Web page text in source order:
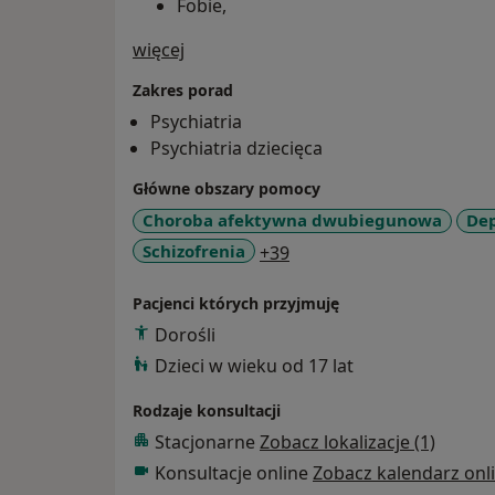
Fobie,
Napady paniki,
Zaburzenia obsesyjno-kompulsywne,
Zaburzenia związane ze stresem, stres,
PTSD – zespół stresu pourazowego,
Zaburzenia psychosomatyczne,
Zaburzenia osobowości,
Zaburzenia snu,
Zaburzenia psychiczne i zaburzenia
Tokofobia,
Zaburzenia kontroli impulsów,
więcej
Zakres porad
Psychiatria
Psychiatria dziecięca
Główne obszary pomocy
Choroba afektywna dwubiegunowa
Schizofrenia
+39a11y_sr_more_diseases
Pacjenci których przyjmuję
Dorośli
Dzieci w wieku od 17 lat
Rodzaje konsultacji
Stacjonarne Zobacz lokalizacje (1)
Konsultacje online Zobacz kalendarz